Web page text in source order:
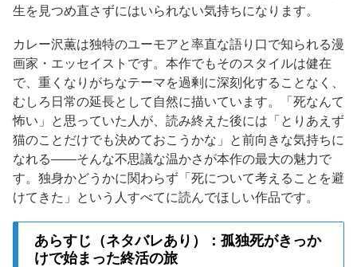
生を見つめ直さずにはいられない気持ちになります。
カレー沢薫は独特のユーモアと率直な語り口で知られる漫
画家・エッセイストです。本作でもそのスタイルは健在
で、重くなりがちなテーマを過剰に深刻化することなく、
むしろ日常の延長として自然に描いています。「死なんて
怖い」と思っていた人が、読み終えた後には「とりあえず
猫のことだけでも決めておこうかな」と前向きな気持ちに
なれる——そんな不思議な温かさが本作の最大の魅力で
す。独身かどうかに関わらず「死について考えることを避
けてきた」という人すべてに読んでほしい作品です。
あらすじ（ネタバレあり）：孤独死がきっか
けで始まった終活の旅